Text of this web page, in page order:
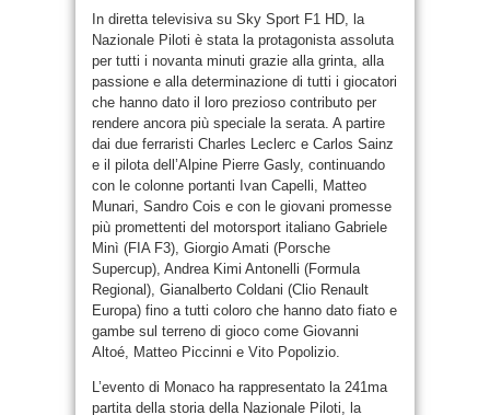
In diretta televisiva su Sky Sport F1 HD, la
Nazionale Piloti è stata la protagonista assoluta
per tutti i novanta minuti grazie alla grinta, alla
passione e alla determinazione di tutti i giocatori
che hanno dato il loro prezioso contributo per
rendere ancora più speciale la serata. A partire
dai due ferraristi Charles Leclerc e Carlos Sainz
e il pilota dell’Alpine Pierre Gasly, continuando
con le colonne portanti Ivan Capelli, Matteo
Munari, Sandro Cois e con le giovani promesse
più promettenti del motorsport italiano Gabriele
Minì (FIA F3), Giorgio Amati (Porsche
Supercup), Andrea Kimi Antonelli (Formula
Regional), Gianalberto Coldani (Clio Renault
Europa) fino a tutti coloro che hanno dato fiato e
gambe sul terreno di gioco come Giovanni
Altoé, Matteo Piccinni e Vito Popolizio.
L’evento di Monaco ha rappresentato la 241ma
partita della storia della Nazionale Piloti, la